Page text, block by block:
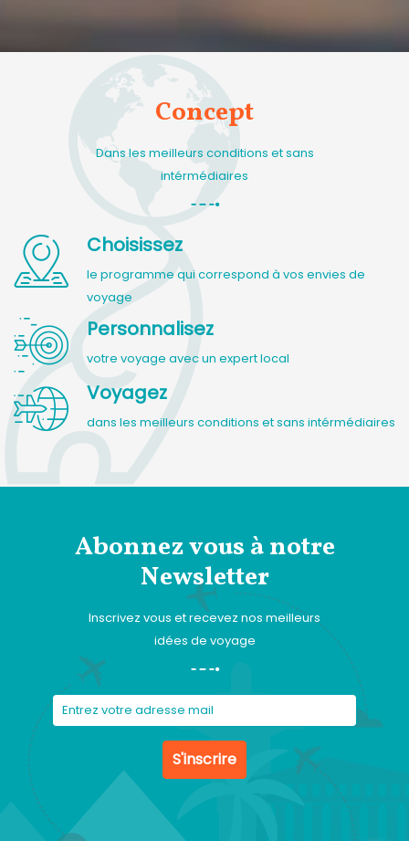
Concept
Dans les meilleurs conditions et sans
intérmédiaires
Choisissez
le programme qui correspond à vos envies de
voyage
Personnalisez
votre voyage avec un expert local
Voyagez
dans les meilleurs conditions et sans intérmédiaires
Abonnez vous à notre
Newsletter
Inscrivez vous et recevez nos meilleurs
idées de voyage
S'inscrire